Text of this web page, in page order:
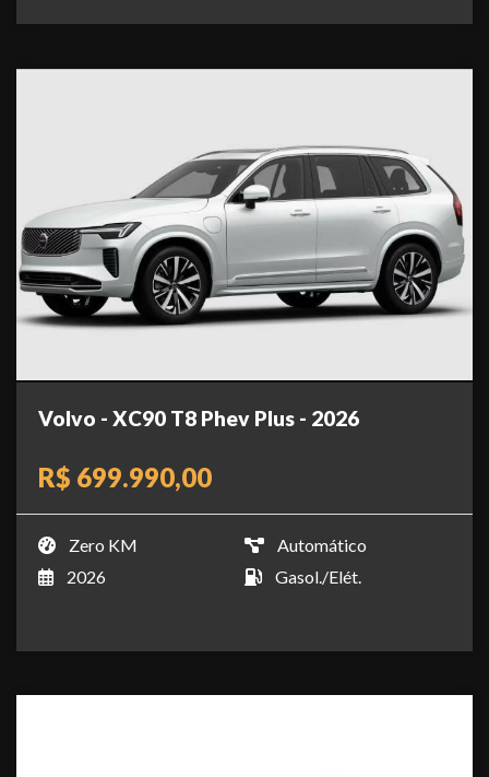
Volvo - XC90 T8 Phev Plus - 2026
R$ 699.990,00
Zero KM
Automático
2026
Gasol./Elét.